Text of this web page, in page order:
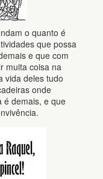
o quanto é
que possa
e que com
muita coisa na
vida deles tudo
onde
é demais, e que